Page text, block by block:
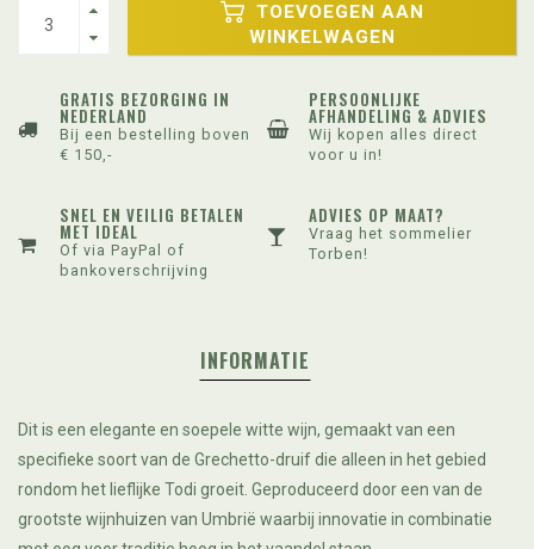
TOEVOEGEN AAN
WINKELWAGEN
GRATIS BEZORGING IN
NEDERLAND
Bij een bestelling boven
€ 150,-
PERSOONLIJKE
AFHANDELING & ADVIES
Wij kopen alles direct
voor u in!
SNEL EN VEILIG BETALEN
MET IDEAL
Of via PayPal of
bankoverschrijving
ADVIES OP MAAT?
Vraag het sommelier
Torben!
INFORMATIE
Dit is een elegante en soepele witte wijn, gemaakt van een
specifieke soort van de Grechetto-druif die alleen in het gebied
rondom het lieflijke Todi groeit. Geproduceerd door een van de
grootste wijnhuizen van Umbrië waarbij innovatie in combinatie